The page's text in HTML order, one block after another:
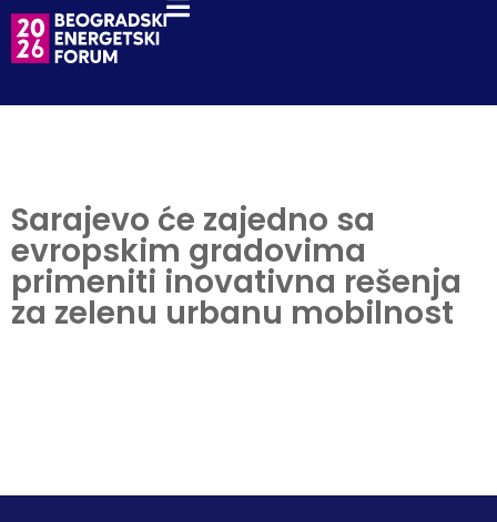
Sarajevo će zajedno sa
evropskim gradovima
primeniti inovativna rešenja
za zelenu urbanu mobilnost